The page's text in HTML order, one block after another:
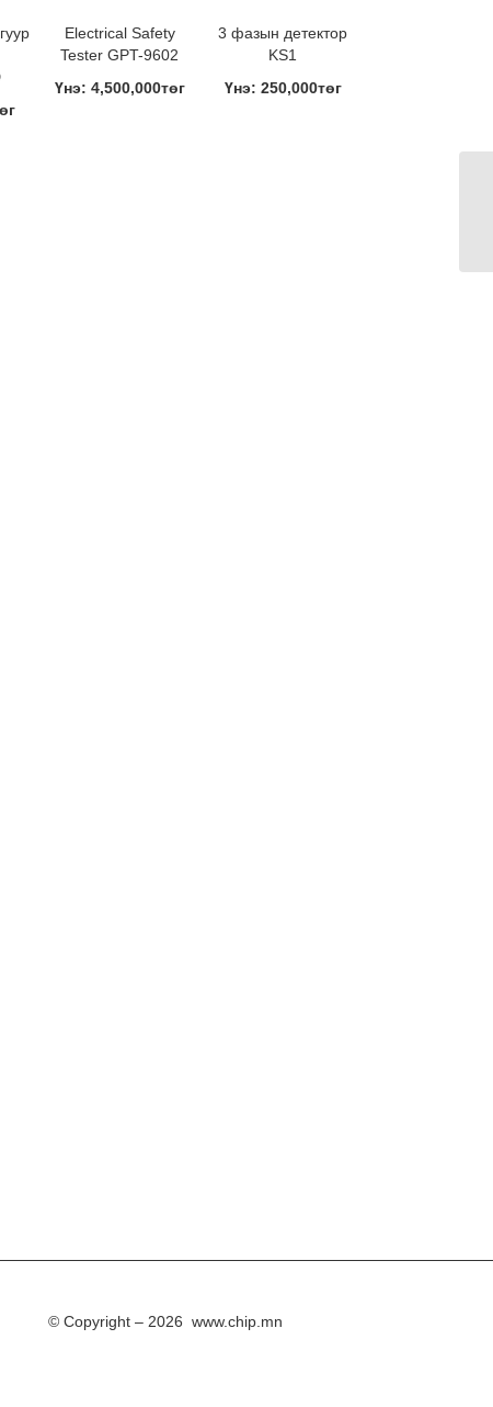
Electrical Safety
Tester GPT-9602
Үнэ: 4,500,000төг
3 фазын детектор
KS1
Үнэ: 250,000төг
© Copyright – 2026 www.chip.mn